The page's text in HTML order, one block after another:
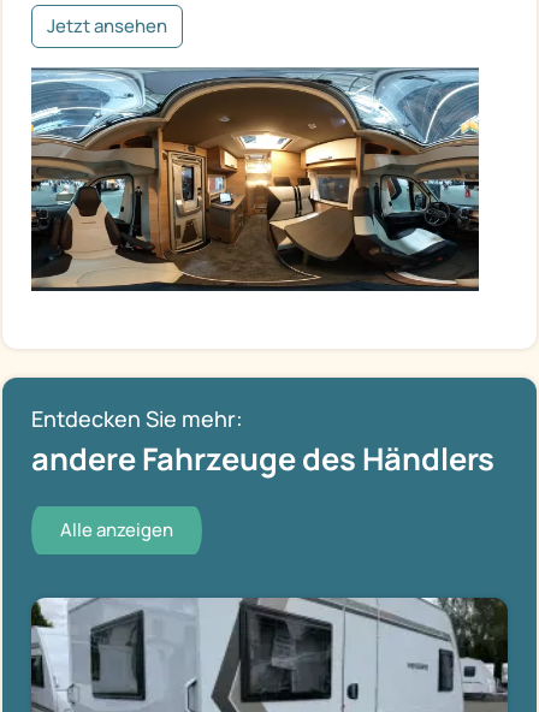
Jetzt ansehen
Entdecken Sie mehr:
andere Fahrzeuge des Händlers
Alle anzeigen